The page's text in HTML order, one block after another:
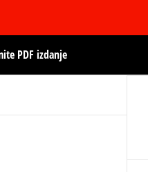
PDF izdanje